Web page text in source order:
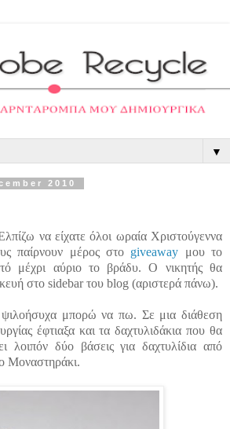
▼
2010
να είχατε όλοι ωραία Χριστούγεννα
παίρνουν μέρος στο giveaway μου το
μέχρι αύριο το βράδυ. Ο νικητής θα
στο sidebar του blog (αριστερά πάνω).
μπορώ να πω. Σε μια διάθεση
έφτιαξα και τα δαχτυλιδάκια που θα
λοιπόν δύο βάσεις για δαχτυλίδια από
Μοναστηράκι.